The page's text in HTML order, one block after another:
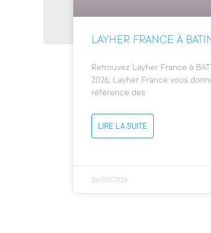
LAYHER FRANCE À
Retrouvez Layher France à
2026, Layher France vous
référence des
LIRE LA SUITE
06/07/2026